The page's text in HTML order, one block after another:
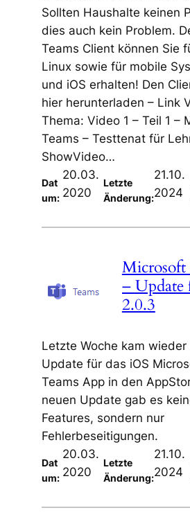
Sollten Haushalte keinen
dies auch kein Problem.
Teams Client können Sie
Linux sowie für mobile
und iOS erhalten! Den
hier herunterladen – Link
Thema: Video 1 – Teil 1 –
Teams – Testtenat für
ShowVideo…
Dat
um:
20.03.
2020
Letzte
Änderung:
21.10.
2024
Microsoft
– Update
2.0.3
Letzte Woche kam wieder
Update für das iOS
Teams App in den
neuen Update gab es
Features, sondern nur
Fehlerbeseitigungen.
Dat
um:
20.03.
2020
Letzte
Änderung:
21.10.
2024